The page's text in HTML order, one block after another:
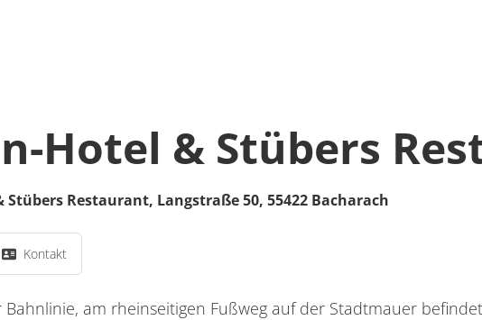
Hotel & Stübers
Stübers Restaurant, Langstraße 50, 55422 Bacharach
Kontakt
am rheinseitigen Fußweg auf der Stadtmauer